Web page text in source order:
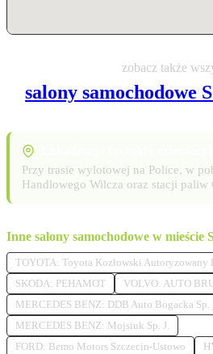
zobacz także
salony samochodowe
Przy trasie wylotowej na Police, w
Handlowego Wilcza oraz stacji paliw
Inne salony samochodowe w mieście
TOYOTA: Toyota Kozłowski Autoryzowany
SKODA: PEHAMOT
VOLVO: AUTO
MERCEDES BENZ: DDB Auto Bogacka Sp.
MERCEDES BENZ: Mojsiuk Sp. J.
FORD: Bemo Motors Szczecin-Ustowo